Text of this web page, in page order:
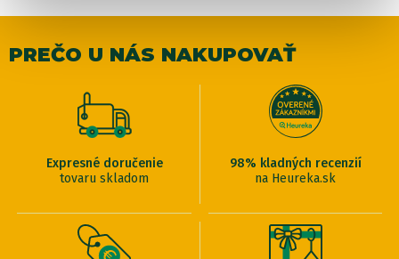
PREČO U NÁS NAKUPOVAŤ
Expresné doručenie
tovaru skladom
98% kladných recenzií
na Heureka.sk